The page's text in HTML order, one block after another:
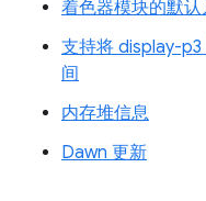
着色器模块的默认
支持将 display-p3
间
内存堆信息
Dawn 更新